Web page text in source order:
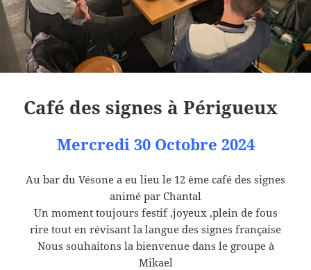
Café des signes à Périgueux
Mercredi 30 Octobre 2024
Au bar du Vésone a eu lieu le 12 ème café des signes
animé par Chantal
Un moment toujours festif ,joyeux ,plein de fous
rire tout en révisant la langue des signes française
Nous souhaitons la bienvenue dans le groupe à
Mikael